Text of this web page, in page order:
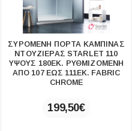
ΣΥΡΌΜΕΝΗ ΠΌΡΤΑ ΚΑΜΠΊΝΑΣ
ΝΤΟΥΖΙΈΡΑΣ STARLET 110
ΎΨΟΥΣ 180ΕΚ. ΡΥΘΜΙΖΌΜΕΝΗ
ΑΠΌ 107 ΈΩΣ 111ΕΚ. FABRIC
CHROME
199,50€